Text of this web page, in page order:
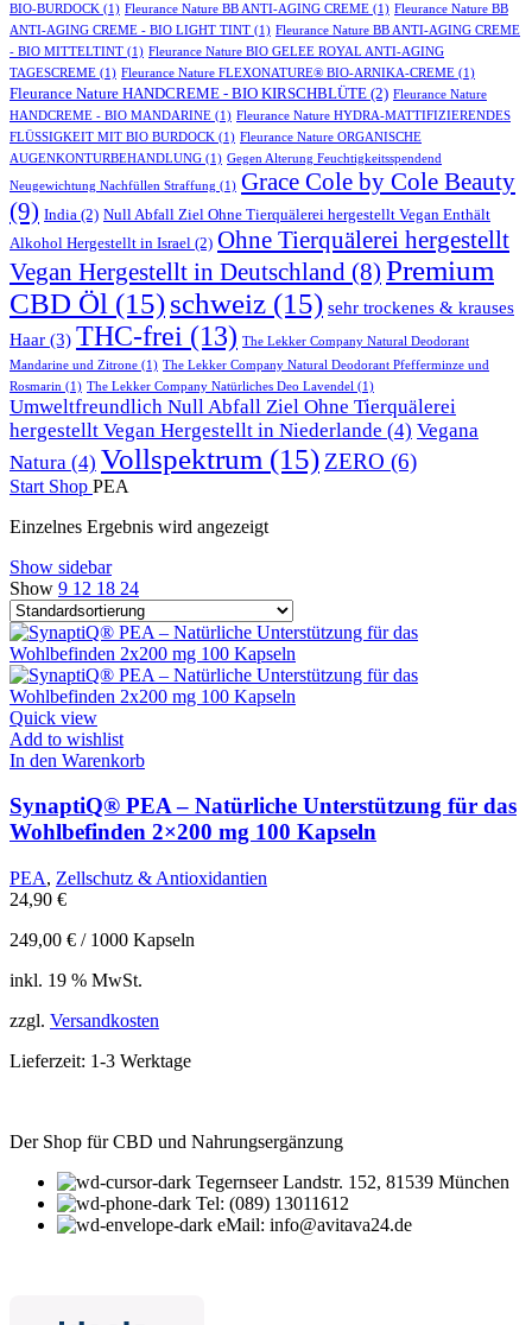
BIO-BURDOCK (1) Fleurance Nature BB ANTI-AGING CREME (1) Fleurance Nature BB
ANTI-AGING CREME - BIO LIGHT TINT (1) Fleurance Nature BB ANTI-AGING CREME
- BIO MITTELTINT (1) Fleurance Nature BIO GELEE ROYAL ANTI-AGING
TAGESCREME (1) Fleurance Nature FLEXONATURE® BIO-ARNIKA-CREME (1)
Fleurance Nature HANDCREME - BIO KIRSCHBLÜTE (2) Fleurance Nature
HANDCREME - BIO MANDARINE (1) Fleurance Nature HYDRA-MATTIFIZIERENDES
FLÜSSIGKEIT MIT BIO BURDOCK (1) Fleurance Nature ORGANISCHE
AUGENKONTURBEHANDLUNG (1) Gegen Alterung Feuchtigkeitsspendend
Neugewichtung Nachfüllen Straffung (1) Grace Cole by Cole Beauty
(9) India (2) Null Abfall Ziel Ohne Tierquälerei hergestellt Vegan Enthält
Alkohol Hergestellt in Israel (2) Ohne Tierquälerei hergestellt
Vegan Hergestellt in Deutschland (8) Premium
CBD Öl (15)schweiz (15) sehr trockenes & krauses
Haar (3) THC-frei (13) The Lekker Company Natural Deodorant
Mandarine und Zitrone (1) The Lekker Company Natural Deodorant Pfefferminze und
Rosmarin (1) The Lekker Company Natürliches Deo Lavendel (1)
Umweltfreundlich Null Abfall Ziel Ohne Tierquälerei
hergestellt Vegan Hergestellt in Niederlande (4) Vegana
Natura (4) Vollspektrum (15) ZERO (6)
Start Shop PEA
Einzelnes Ergebnis wird angezeigt
Show sidebar
Show 9 12 18 24
Quick view
Add to wishlist
In den Warenkorb
SynaptiQ® PEA – Natürliche Unterstützung für das
Wohlbefinden 2×200 mg 100 Kapseln
PEA, Zellschutz & Antioxidantien
24,90 €
249,00 € / 1000 Kapseln
inkl. 19 % MwSt.
zzgl. Versandkosten
Lieferzeit: 1-3 Werktage
Der Shop für CBD und Nahrungsergänzung
Tegernseer Landstr. 152, 81539 München
Tel: (089) 13011612
eMail: info@avitava24.de